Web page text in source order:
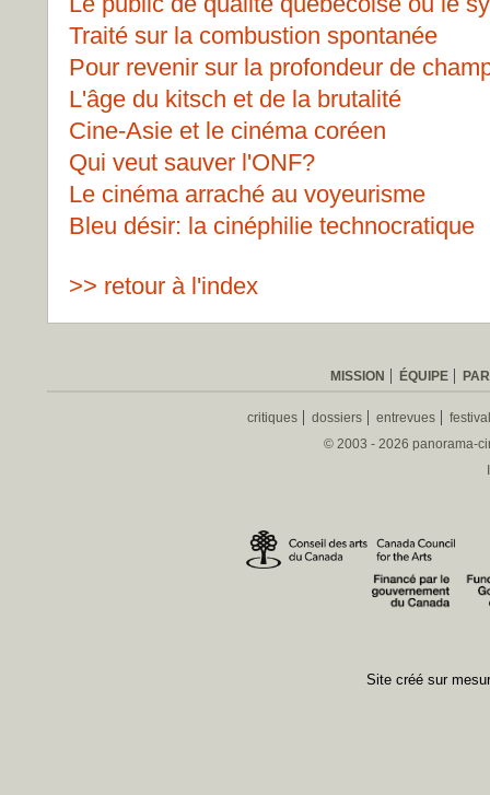
Traité sur la combustion spontanée
Pour revenir sur la profondeur de
L'âge du kitsch et de la brutalité
Cine-Asie et le cinéma coréen
Qui veut sauver l'ONF?
Le cinéma arraché au voyeurisme
Bleu désir: la cinéphilie technocratique
>> retour à l'index
MISSION ÉQUIPE
critiques dossiers entrevues
© 2003 - 2026 panorama-
Site créé sur